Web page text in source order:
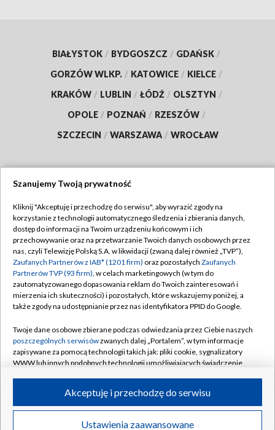
BIAŁYSTOK / BYDGOSZCZ / GDAŃSK /
GORZÓW WLKP. / KATOWICE / KIELCE /
KRAKÓW / LUBLIN / ŁÓDŹ / OLSZTYN /
OPOLE / POZNAŃ / RZESZÓW /
SZCZECIN / WARSZAWA / WROCŁAW
TVP
Abonament TVP
Emisja w TVP
Centrum informacji TVP
Naziemna Telewizja Cyfrowa
Rada Programowa
System NOS
Informacje o nadawcy
Program dla prasy
Regulamin TVP
Polityka prywatności
Moje zgody
Pomoc
Kontakt
Kanały
©2026 Telewizja Polska S.A. w likwidacji
Szanujemy Twoją prywatność
Kliknij "Akceptuję i przechodzę do serwisu", aby wyrazić zgody na
korzystanie z technologii automatycznego śledzenia i zbierania danych,
dostęp do informacji na Twoim urządzeniu końcowym i ich
przechowywanie oraz na przetwarzanie Twoich danych osobowych przez
nas, czyli Telewizję Polską S.A. w likwidacji (zwaną dalej również „TVP”),
Zaufanych Partnerów z IAB* (1201 firm) oraz pozostałych Zaufanych
Partnerów TVP (93 firm), w celach marketingowych (w tym do
zautomatyzowanego dopasowania reklam do Twoich zainteresowań i
mierzenia ich skuteczności) i pozostałych, które wskazujemy poniżej, a
także zgody na udostępnianie przez nas identyfikatora PPID do Google.
Twoje dane osobowe zbierane podczas odwiedzania przez Ciebie naszych
poszczególnych serwisówzwanych dalej „Portalem”, w tym informacje
zapisywane za pomocą technologii takich jak: pliki cookie, sygnalizatory
WWW lub innych podobnych technologii umożliwiających świadczenie
ruchu w Internecie.
Twoje dane osobowe zbierane podczas odwiedzania przez Ciebie
Ustawienia zaawansowane
Akceptuję i przechodzę do serwisu